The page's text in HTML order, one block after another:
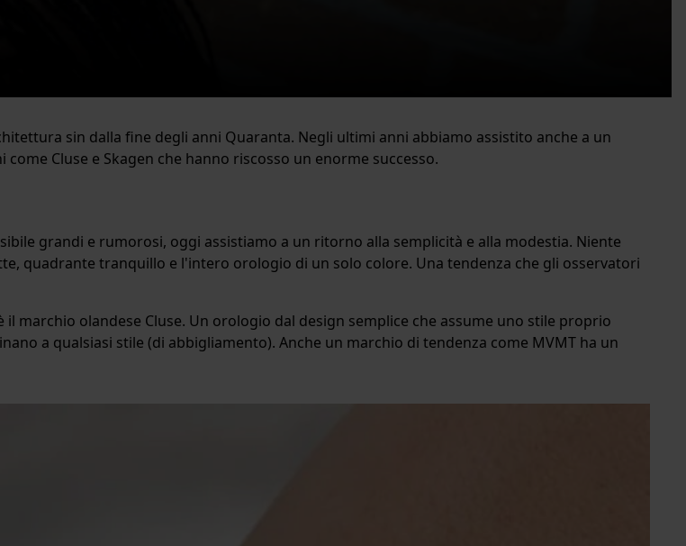
sin dalla fine degli anni Quaranta. Negli ultimi anni abbiamo assistito anche a un
Cluse e Skagen che hanno riscosso un enorme successo.
grandi e rumorosi, oggi assistiamo a un ritorno alla semplicità e alla modestia. Niente
quadrante tranquillo e l'intero orologio di un solo colore. Una tendenza che gli osservatori
olandese Cluse. Un orologio dal design semplice che assume uno stile proprio
a qualsiasi stile (di abbigliamento). Anche un marchio di tendenza come MVMT ha un